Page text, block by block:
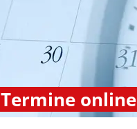
Termine online